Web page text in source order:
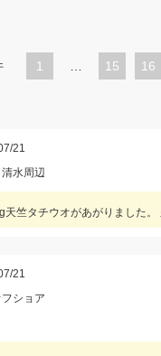
1
ペ
15
ペ
16
21
水周辺
21
ショア